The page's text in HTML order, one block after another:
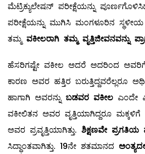
ಮೆಟ್ರಿಕ್ಯುಲೇಷನ್ ಪರೀಕ್ಷೆಯನ್ನು
ಪರೀಕ್ಷೆಯನ್ನು ಮುಗಿಸಿ ಮಂಗಳೂರಿನ
ತಮ್ಮ ವಕೀಲರಾಗಿ ತಮ್ಮ ವೃತ್ತಿಜೀವನವನ್ನು
ಹೆಸರಿಗಷ್ಟೇ ವಕೀಲ ಅದರೆ ಅದರಿಂದ ಅವರಿಗೆ
ಕಾರಣ ಅವರ ಹತ್ತಿರ ಬರುತ್ತಿದ್ದವರೆಲ್ಲರೂ
ಹಾಗಾಗಿ ಅವರನ್ನುಬಡವರ ವಕೀಲ ಎಂದೇ
ವಕೀಲಿತನ ಅವರ ವೃತ್ತಿಯಾಗಿದ್ದರೂ ಮಕ್ಕಳಿಗೆ
ಅವರ ಪ್ರವೃತ್ತಿಯಾಗಿತ್ತು. ಶಿಕ್ಷಣವೇ
ಸಿದ್ಧಾಂತವಾಗಿತ್ತು. 19ನೇ ಶತಮಾನದ